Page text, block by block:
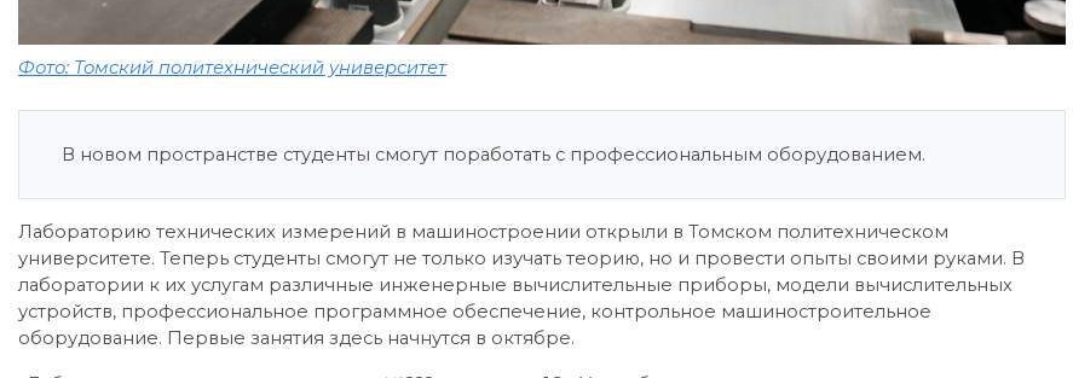
Фото: Томский политехнический университет
В новом пространстве студенты смогут поработать с профессиональным оборудованием.
Лабораторию технических измерений в машиностроении открыли в Томском политехническом
университете. Теперь студенты смогут не только изучать теорию, но и провести опыты своими руками. В
лаборатории к их услугам различные инженерные вычислительные приборы, модели вычислительных
устройств, профессиональное программное обеспечение, контрольное машиностроительное
оборудование. Первые занятия здесь начнутся в октябре.